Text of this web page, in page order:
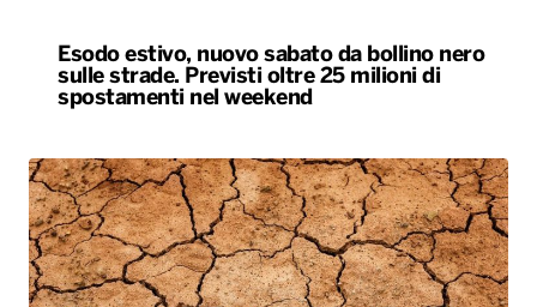
Esodo estivo, nuovo sabato da bollino nero
sulle strade. Previsti oltre 25 milioni di
spostamenti nel weekend